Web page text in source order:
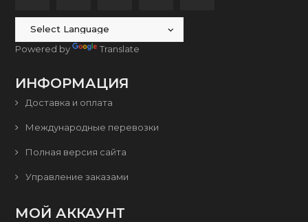
Powered by Translate
ИНФОРМАЦИЯ
Доставка и оплата
Международные перевозки
Полная версия сайта
Управление заказами
МОЙ АККАУНТ